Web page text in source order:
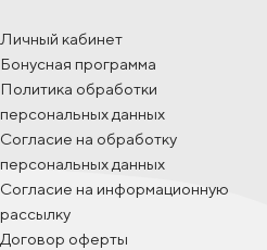
Личный кабинет
Бонусная программа
Политика обработки
персональных данных
Согласие на обработку
персональных данных
Согласие на информационную
рассылку
Договор оферты